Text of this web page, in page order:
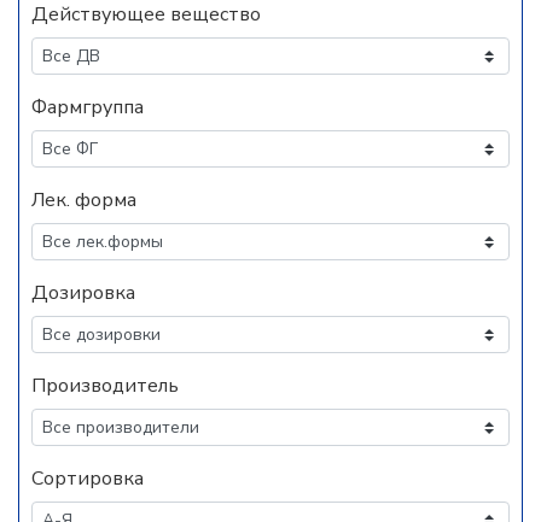
Действующее вещество
Фармгруппа
Лек. форма
Дозировка
Производитель
Сортировка